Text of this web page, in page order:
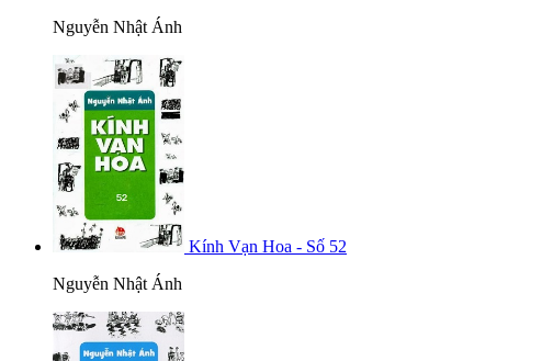
Nguyễn Nhật Ánh
Kính Vạn Hoa - Số 52
Nguyễn Nhật Ánh